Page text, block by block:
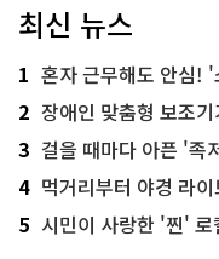
최신 뉴스
1 혼자 근무해도 안심!
2 장애인 맞춤형 보조기
3 걸을 때마다 아픈 '족저
4 먹거리부터 야경 라
5 시민이 사랑한 '찐' 로